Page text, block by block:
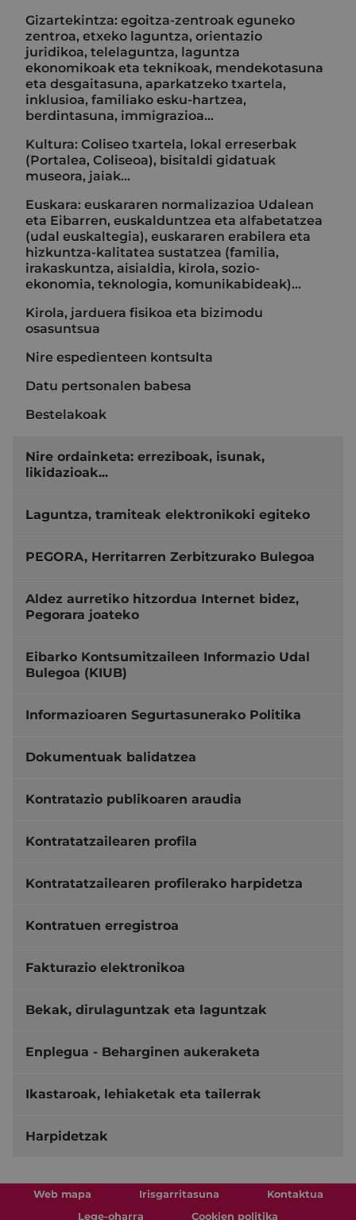
Gizartekintza: egoitza-zentroak eguneko
zentroa, etxeko laguntza, orientazio
juridikoa, telelaguntza, laguntza
ekonomikoak eta teknikoak, mendekotasuna
eta desgaitasuna, aparkatzeko txartela,
inklusioa, familiako esku-hartzea,
berdintasuna, immigrazioa...
Kultura: Coliseo txartela, lokal erreserbak
(Portalea, Coliseoa), bisitaldi gidatuak
museora, jaiak...
Euskara: euskararen normalizazioa Udalean
eta Eibarren, euskalduntzea eta alfabetatzea
(udal euskaltegia), euskararen erabilera eta
hizkuntza-kalitatea sustatzea (familia,
irakaskuntza, aisialdia, kirola, sozio-
ekonomia, teknologia, komunikabideak)…
Kirola, jarduera fisikoa eta bizimodu
osasuntsua
Nire espedienteen kontsulta
Datu pertsonalen babesa
Bestelakoak
Nire ordainketa: erreziboak, isunak,
likidazioak...
Laguntza, tramiteak elektronikoki egiteko
PEGORA, Herritarren Zerbitzurako Bulegoa
Aldez aurretiko hitzordua Internet bidez,
Pegorara joateko
Eibarko Kontsumitzaileen Informazio Udal
Bulegoa (KIUB)
Informazioaren Segurtasunerako Politika
Dokumentuak balidatzea
Kontratazio publikoaren araudia
Kontratatzailearen profila
Kontratatzailearen profilerako harpidetza
Kontratuen erregistroa
Fakturazio elektronikoa
Bekak, dirulaguntzak eta laguntzak
Enplegua - Beharginen aukeraketa
Ikastaroak, lehiaketak eta tailerrak
Harpidetzak
Web mapa Irisgarritasuna
Kontaktua
Lege-oharra
Cookien politika